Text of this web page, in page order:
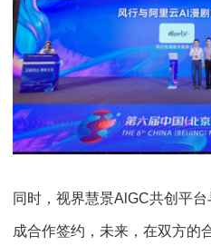
同时，视界慧景AlGC共创平
成合作签约，未来，在双方的